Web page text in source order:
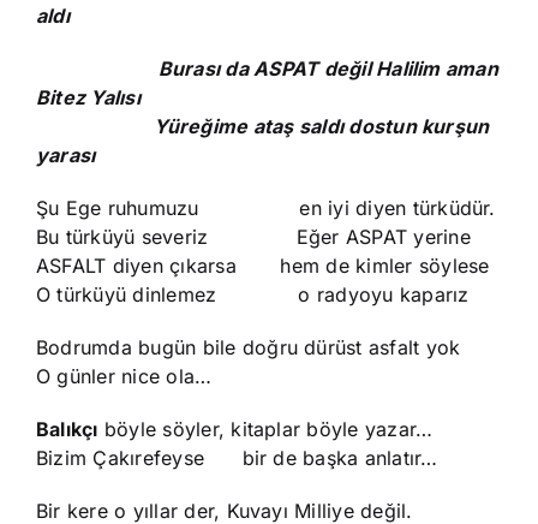
aldı
Burası da ASPAT değil Halilim aman
Bitez Yalısı
Yüreğime ataş saldı dostun kurşun
yarası
Şu Ege ruhumuzu en iyi diyen türküdür.
Bu türküyü severiz Eğer ASPAT yerine
ASFALT diyen çıkarsa hem de kimler söylese
O türküyü dinlemez o radyoyu kaparız
Bodrumda bugün bile doğru dürüst asfalt yok
O günler nice ola…
Balıkçı böyle söyler, kitaplar böyle yazar…
Bizim Çakırefeyse bir de başka anlatır…
Bir kere o yıllar der, Kuvayı Milliye değil.